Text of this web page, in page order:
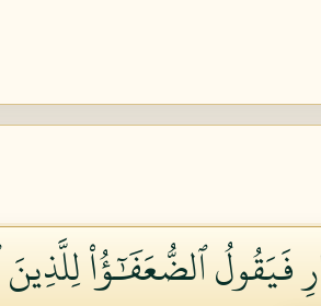
فَيَقُولُ ٱلضُّعَفَٰٓؤُاْ